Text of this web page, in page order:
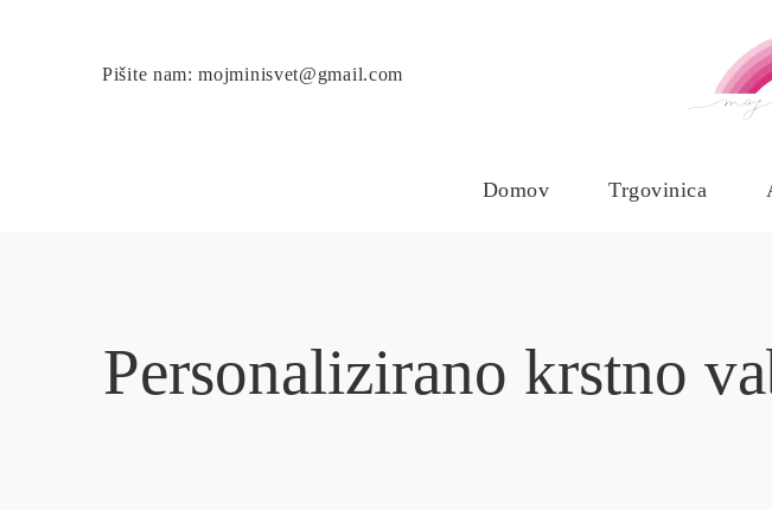
Pišite nam: mojminisvet@gmail.com
Domov Trgovinica
Personalizirano krstno